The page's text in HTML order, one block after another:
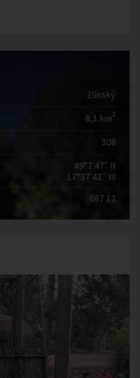
Zlínský
8,1 km2
308
49°7′47″ N
17°37′42″ W
687 12